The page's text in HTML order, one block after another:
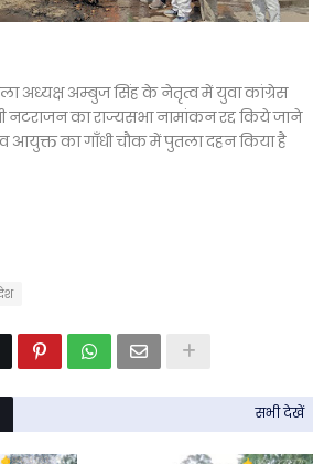
अध्यक्ष अम्बुज सिंह के नेतृत्व में युवा कांग्रेस
नटराजन का राज्यसभा नामांकन रद्द किये जाने
आयुक्त का गाँधी चौक में पुतला दहन किया है
सभी देखें